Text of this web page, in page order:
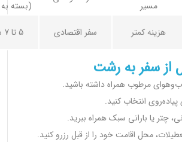
(بسته
مسیر
5 تا 7 ساعت
سفر اقتصادی هزینه کمتر
از سفر به رشت
مرطوب همراه داشته باشید.
انتخاب کنید.
چتر یا بارانی سبک همراه ببرید.
محل اقامت خود را از قبل رزرو کنید.